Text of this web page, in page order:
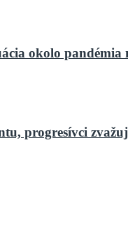
okolo pandémia
progresívci